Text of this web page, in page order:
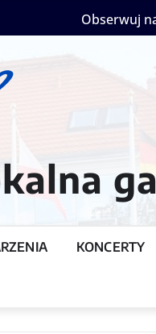
Obserwuj
KONCERTY